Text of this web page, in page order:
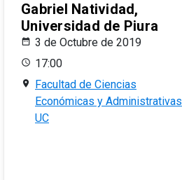
Gabriel Natividad,
Universidad de Piura
3 de Octubre de 2019
17:00
Facultad de Ciencias
Económicas y Administrativas
UC